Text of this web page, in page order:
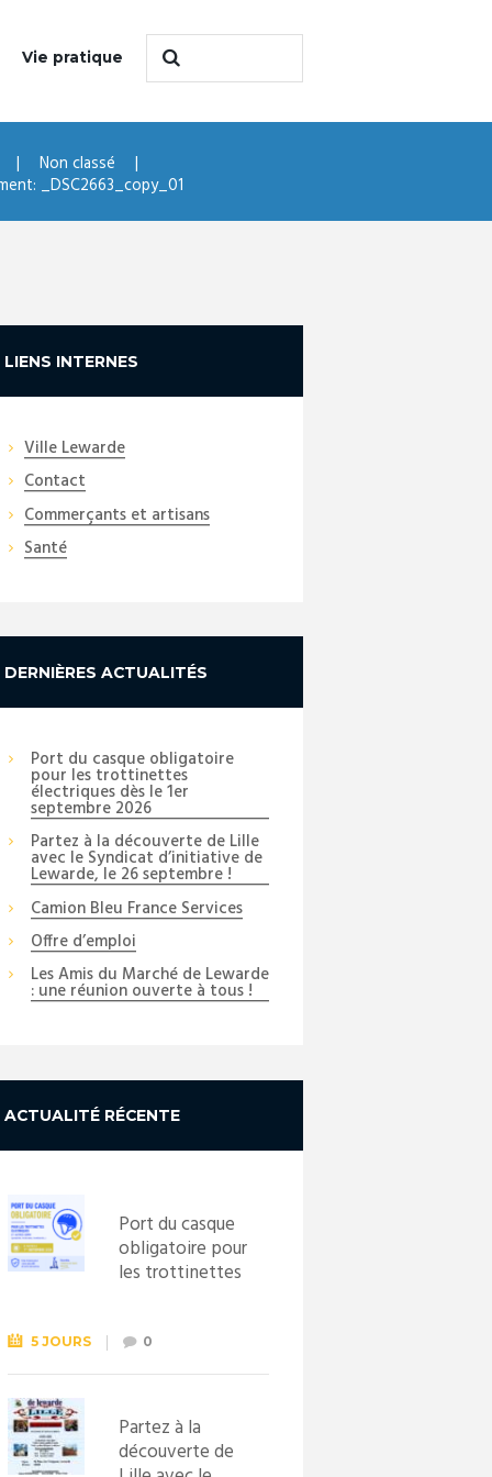
Vie pratique
Non classé
_DSC2663_copy_01
LIENS INTERNES
Ville Lewarde
Contact
Commerçants et artisans
Santé
DERNIÈRES ACTUALITÉS
Port du casque obligatoire
pour les trottinettes
électriques dès le 1er
septembre 2026
Partez à la découverte de Lille
avec le Syndicat d’initiative de
Lewarde, le 26 septembre !
Camion Bleu France Services
Offre d’emploi
Les Amis du Marché de Lewarde
: une réunion ouverte à tous !
ACTUALITÉ RÉCENTE
Port du casque
obligatoire pour
les trottinettes
septembre
2026
5 JOURS 0
Partez à la
découverte de